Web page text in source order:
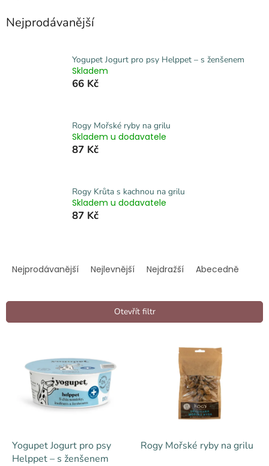
Nejprodávanější
Yogupet Jogurt pro psy Helppet – s ženšenem
Skladem
66 Kč
Rogy Mořské ryby na grilu
Skladem u dodavatele
87 Kč
Rogy Krůta s kachnou na grilu
Skladem u dodavatele
87 Kč
n
í
Nejprodávanější Nejlevnější Nejdražší Abecedně
Otevřít filtr
dYogupet Jogurt pro psy
Helppet – s ženšenem
Rogy Mořské ryby na grilu